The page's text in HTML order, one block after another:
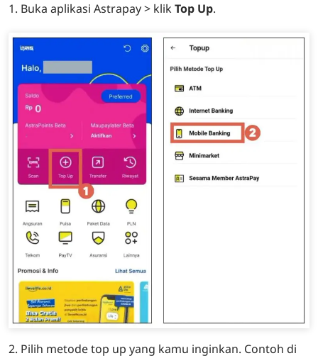
1. Buka aplikasi Astrapay > klik Top Up.
2. Pilih metode top up yang kamu inginkan. Contoh di